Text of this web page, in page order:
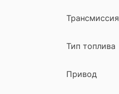
Трансмиссия
Тип топлива
Привод